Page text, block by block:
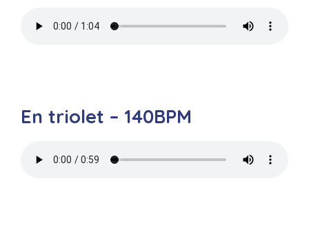
En triolet – 140BPM